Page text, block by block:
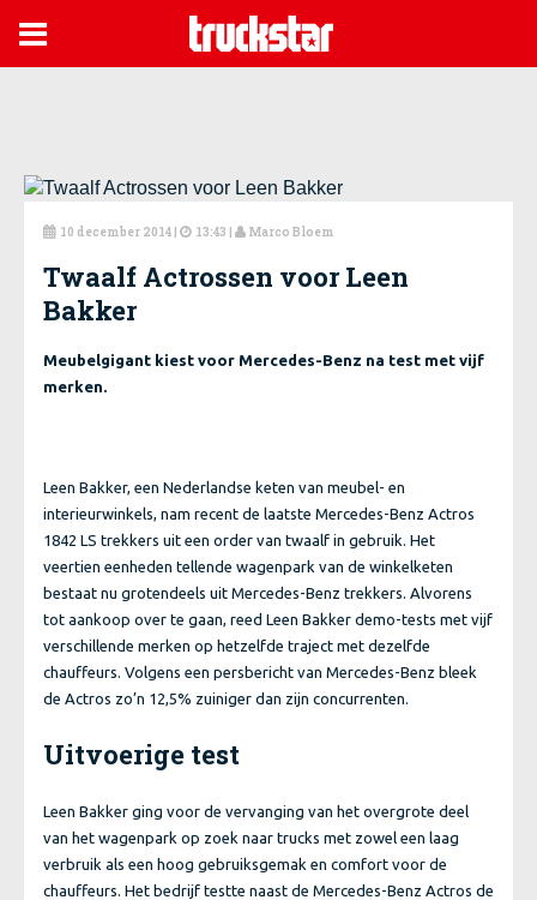

 10 december 2014 |  13:43 |  Marco Bloem
Twaalf Actrossen voor Leen
Bakker
Meubelgigant kiest voor Mercedes-Benz na test met vijf
merken.
Leen Bakker, een Nederlandse keten van meubel- en
interieurwinkels, nam recent de laatste Mercedes-Benz Actros
1842 LS trekkers uit een order van twaalf in gebruik. Het
veertien eenheden tellende wagenpark van de winkelketen
bestaat nu grotendeels uit Mercedes-Benz trekkers. Alvorens
tot aankoop over te gaan, reed Leen Bakker demo-tests met vijf
verschillende merken op hetzelfde traject met dezelfde
chauffeurs. Volgens een persbericht van Mercedes-Benz bleek
de Actros zo’n 12,5% zuiniger dan zijn concurrenten.
Uitvoerige test
Leen Bakker ging voor de vervanging van het overgrote deel
van het wagenpark op zoek naar trucks met zowel een laag
verbruik als een hoog gebruiksgemak en comfort voor de
chauffeurs. Het bedrijf testte naast de Mercedes-Benz Actros de